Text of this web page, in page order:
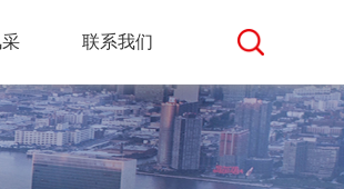
联系我们